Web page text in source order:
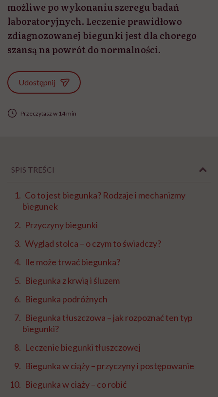
możliwe po wykonaniu szeregu badań
laboratoryjnych. Leczenie prawidłowo
zdiagnozowanej biegunki jest dla chorego
szansą na powrót do normalności.
Udostępnij
Przeczytasz w 14 min
SPIS TREŚCI
Co to jest biegunka? Rodzaje i mechanizmy
biegunek
Przyczyny biegunki
Wygląd stolca – o czym to świadczy?
Ile może trwać biegunka?
Biegunka z krwią i śluzem
Biegunka podróżnych
Biegunka tłuszczowa – jak rozpoznać ten typ
biegunki?
Leczenie biegunki tłuszczowej
Biegunka w ciąży – przyczyny i postępowanie
Biegunka w ciąży – co robić